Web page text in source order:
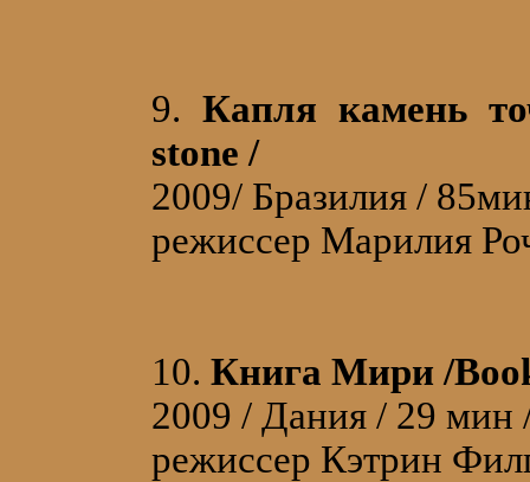
9.Капля камень
stone /
2009/ Бразилия /
режиссер Марилия
10. Книга Мири /
2009 / Дания / 29 мин
режиссер Кэтрин